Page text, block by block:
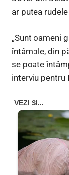
ar putea
„Sunt oameni
întâmple, din
se poate
interviu pentru